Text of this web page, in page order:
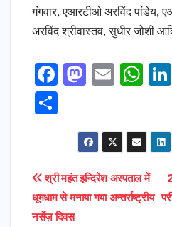
गंगवार, एआरटीओ अरविंद पांडेय,
अरविंद श्रीवास्तव, सुधीर जोशी
F
o
o
M
t
d
E
l
W
ts
p
ar
e
Post
navigation
श्री महंत इन्दिरेश अस्पताल में
धूमधाम से मनाया गया अन्तर्राष्ट्रीय
नर्सेज़ दिवस